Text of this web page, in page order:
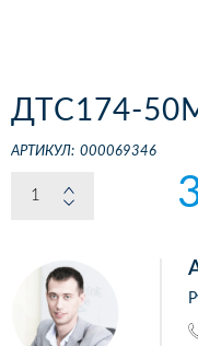
ДТС174-
АРТИКУЛ: 000069346